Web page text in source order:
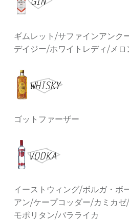
ギムレット/サファインアンク
デイジー/ホワイトレディ/メロ
ゴットファーザー
イーストウィング/ボルガ・ボ
アン/ケープコッダー/カミカ
モポリタン/バラライカ